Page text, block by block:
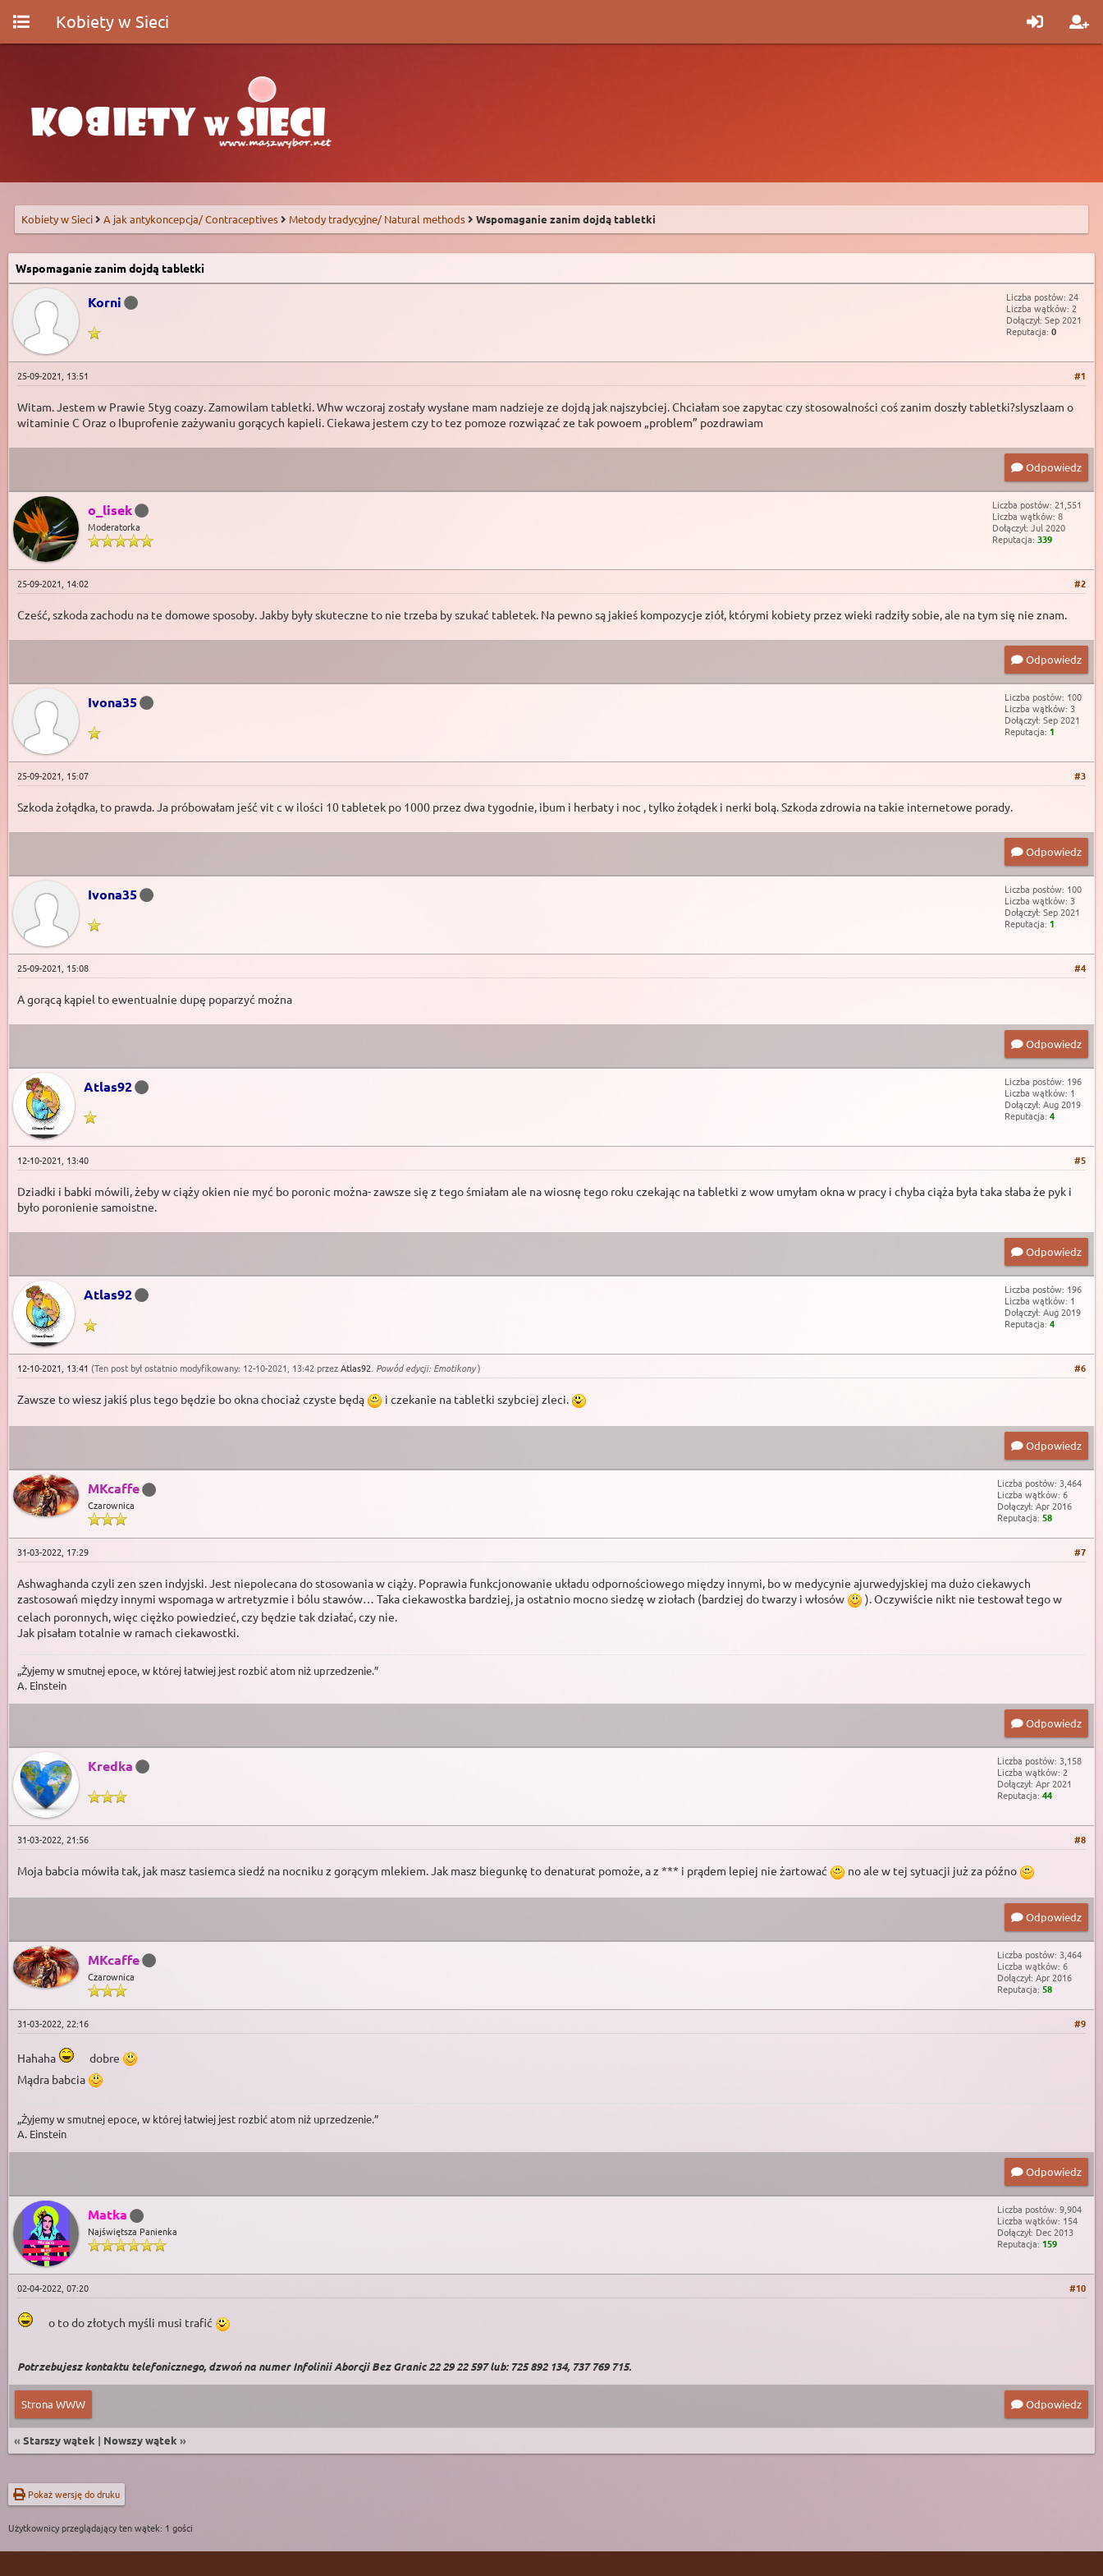
Kobiety w Sieci
Kobiety w Sieci A jak antykoncepcja/ Contraceptives Metody tradycyjne/ Natural methods Wspomaganie zanim dojdą tabletki
Wspomaganie zanim dojdą tabletki
Korni
Liczba postów: 24
Liczba wątków: 2
Dołączył: Sep 2021
Reputacja: 0
#1
25-09-2021, 13:51
Witam. Jestem w Prawie 5tyg coazy. Zamowilam tabletki. Whw wczoraj zostały wysłane mam nadzieje ze dojdą jak najszybciej. Chciałam soe zapytac czy stosowalności coś zanim doszły tabletki?slyszlaam o
witaminie C Oraz o Ibuprofenie zażywaniu gorących kapieli. Ciekawa jestem czy to tez pomoze rozwiązać ze tak powoem „problem” pozdrawiam
Odpowiedz
o_lisek
Moderatorka
Liczba postów: 21,551
Liczba wątków: 8
Dołączył: Jul 2020
Reputacja: 339
#2
25-09-2021, 14:02
Cześć, szkoda zachodu na te domowe sposoby. Jakby były skuteczne to nie trzeba by szukać tabletek. Na pewno są jakieś kompozycje ziół, którymi kobiety przez wieki radziły sobie, ale na tym się nie znam.
Odpowiedz
Ivona35
Liczba postów: 100
Liczba wątków: 3
Dołączył: Sep 2021
Reputacja: 1
#3
25-09-2021, 15:07
Szkoda żołądka, to prawda. Ja próbowałam jeść vit c w ilości 10 tabletek po 1000 przez dwa tygodnie, ibum i herbaty i noc , tylko żołądek i nerki bolą. Szkoda zdrowia na takie internetowe porady.
Odpowiedz
Ivona35
Liczba postów: 100
Liczba wątków: 3
Dołączył: Sep 2021
Reputacja: 1
#4
25-09-2021, 15:08
A gorącą kąpiel to ewentualnie dupę poparzyć można
Odpowiedz
Atlas92
Liczba postów: 196
Liczba wątków: 1
Dołączył: Aug 2019
Reputacja: 4
#5
12-10-2021, 13:40
Dziadki i babki mówili, żeby w ciąży okien nie myć bo poronic można- zawsze się z tego śmiałam ale na wiosnę tego roku czekając na tabletki z wow umyłam okna w pracy i chyba ciąża była taka słaba że pyk i
było poronienie samoistne.
Odpowiedz
Atlas92
Liczba postów: 196
Liczba wątków: 1
Dołączył: Aug 2019
Reputacja: 4
#6
12-10-2021, 13:41 (Ten post był ostatnio modyfikowany: 12-10-2021, 13:42 przezAtlas92 Powód edycji: Emotikony)
Zawsze to wiesz jakiś plus tego będzie bo okna chociaż czyste będą i czekanie na tabletki szybciej zleci.
Odpowiedz
MKcaffe
Czarownica
Liczba postów: 3,464
Liczba wątków: 6
Dołączył: Apr 2016
Reputacja: 58
#7
31-03-2022, 17:29
Ashwaghanda czyli zen szen indyjski. Jest niepolecana do stosowania w ciąży. Poprawia funkcjonowanie układu odpornościowego między innymi, bo w medycynie ajurwedyjskiej ma dużo ciekawych
zastosowań między innymi wspomaga w artretyzmie i bólu stawów… Taka ciekawostka bardziej, ja ostatnio mocno siedzę w ziołach (bardziej do twarzy i włosów
). Oczywiście nikt nie testował tego w
celach poronnych, więc ciężko powiedzieć, czy będzie tak działać, czy nie.
Jak pisałam totalnie w ramach ciekawostki.
„Żyjemy w smutnej epoce, w której łatwiej jest rozbić atom niż uprzedzenie.”
A. Einstein
Odpowiedz
Kredka
Liczba postów: 3,158
Liczba wątków: 2
Dołączył: Apr 2021
Reputacja: 44
#8
31-03-2022, 21:56
Moja babcia mówiła tak, jak masz tasiemca siedź na nocniku z gorącym mlekiem. Jak masz biegunkę to denaturat pomoże, a z *** i prądem lepiej nie żartować no ale w tej sytuacji już za późno
Odpowiedz
MKcaffe
Czarownica
Liczba postów: 3,464
Liczba wątków: 6
Dołączył: Apr 2016
Reputacja: 58
#9
31-03-2022, 22:16
Hahaha
dobre
Mądra babcia
„Żyjemy w smutnej epoce, w której łatwiej jest rozbić atom niż uprzedzenie.”
A. Einstein
Odpowiedz
Matka
Najświętsza Panienka
Liczba postów: 9,904
Liczba wątków: 154
Dołączył: Dec 2013
Reputacja: 159
#10
02-04-2022, 07:20
o to do złotych myśli musi trafić
Potrzebujesz kontaktu telefonicznego, dzwoń na numer Infolinii Aborcji Bez Granic 22 29 22 597 lub: 725 892 134, 737 769 715.
Strona WWW Odpowiedz
« Starszy wątek | Nowszy wątek »
Pokaż wersję do druku
Użytkownicy przeglądający ten wątek: 1 gości